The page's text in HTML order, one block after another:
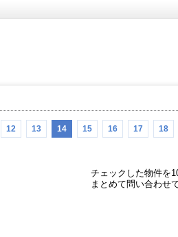
12 13 14 15 16 17 18
チェックした物件を
まとめて問い合わせ